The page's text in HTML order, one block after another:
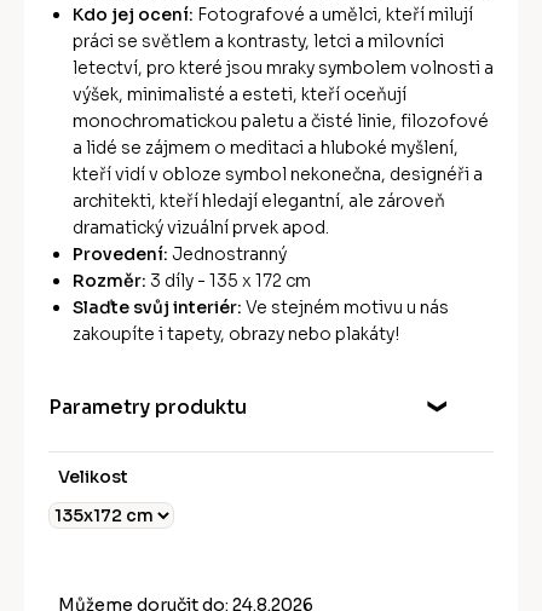
Kdo jej ocení: Fotografové a umělci, kteří milují
práci se světlem a kontrasty, letci a milovníci
letectví, pro které jsou mraky symbolem volnosti a
výšek, minimalisté a esteti, kteří oceňují
monochromatickou paletu a čisté linie, filozofové
a lidé se zájmem o meditaci a hluboké myšlení,
kteří vidí v obloze symbol nekonečna, designéři a
architekti, kteří hledají elegantní, ale zároveň
dramatický vizuální prvek apod.
Provedení: Jednostranný
Rozměr: 3 díly - 135 x 172 cm
Slaďte svůj interiér: Ve stejném motivu u nás
zakoupíte i tapety, obrazy nebo plakáty!
Parametry produktu
Velikost
Můžeme doručit do: 24.8.2026